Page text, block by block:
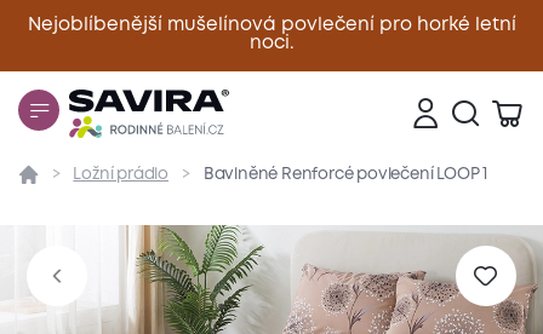
Nejoblíbenější mušelínová povlečení pro horké letní
noci.
Zavřít
Přehled Parametry Popis produktu Materiál
Ložní prádlo Bavlněné Renforcé povlečení LOOP 1